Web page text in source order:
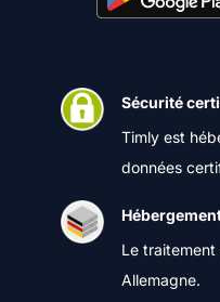
Sécurité
Timly est
données
Le traitement
Allemagne.